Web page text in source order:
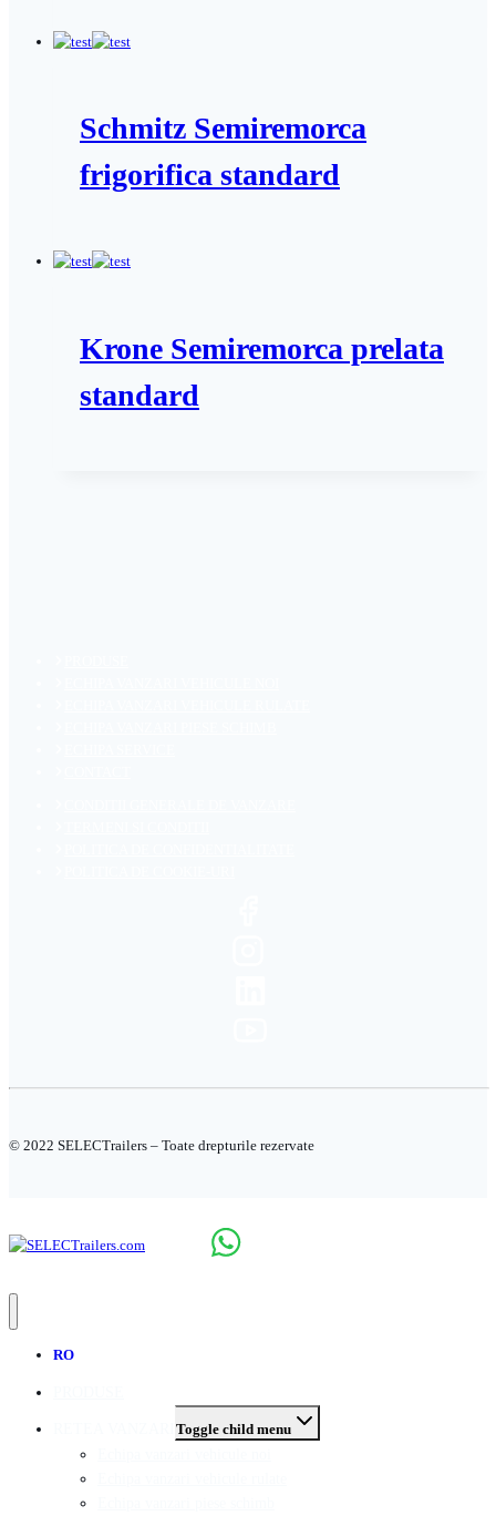
Schmitz Semiremorca
frigorifica standard
Krone Semiremorca prelata
standard
© 2022 SELECTrailers – Toate drepturile rezervate
RO
Toggle child menu